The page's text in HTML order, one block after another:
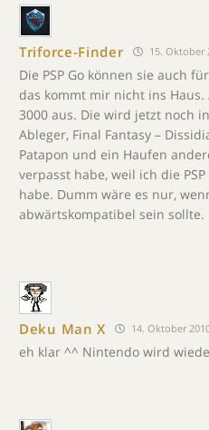
Triforce-Finder 15. Oktober
Die PSP Go können sie auch
das kommt mir nicht ins Haus.
3000 aus. Die wird jetzt noch
Ableger, Final Fantasy –
Patapon und ein Haufen
verpasst habe, weil ich die
habe. Dumm wäre es nur,
abwärtskompatibel sein sollte.
Deku Man X 14. Oktober
eh klar ^^ Nintendo wird